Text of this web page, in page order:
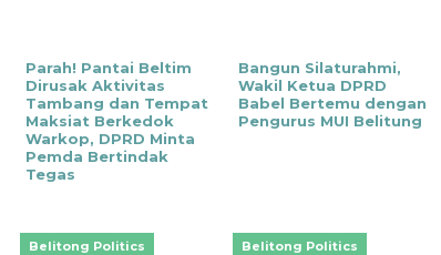
Parah! Pantai Beltim
Dirusak Aktivitas
Tambang dan Tempat
Maksiat Berkedok
Warkop, DPRD Minta
Pemda Bertindak
Tegas
Bangun Silaturahmi,
Wakil Ketua DPRD
Babel Bertemu dengan
Pengurus MUI Belitung
Belitong Politics Belitong Politics